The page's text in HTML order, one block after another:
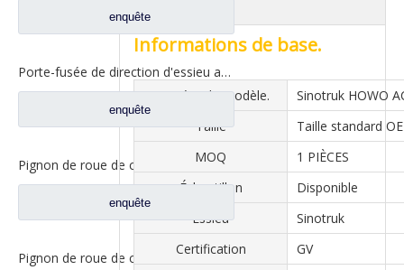
enquête
Porte-fusée de direction d'essieu avant d'usine pour pièces de rechange de camion Iveco 42103346
enquête
Pignon de roue de couronne d'essieu arrière 28/37, pour pièces de rechange Iveco Trcuk 42104449/42129197/42487937
enquête
Pignon de roue de couronne d'essieu central 27/32, pour pièces de rechange Iveco Trcuk 42127675/42129181/5801765231
Aperçu
Informations de base.
Numéro de modèle.
Sinotruk HOWO
Taille
Taille standard
MOQ
1 PIÈCES
Échantillon
Disponible
Essieu
Sinotruk
Certification
GV